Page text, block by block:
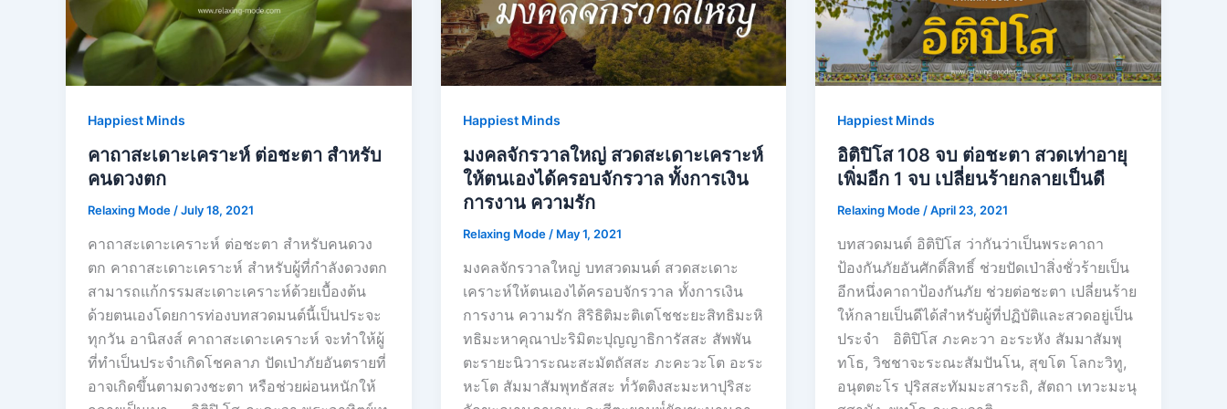
Happiest Minds
คาถาสะเดาะเคราะห์ ต่อชะตา สำหรับ
คนดวงตก
Relaxing Mode /July 18, 2021
คาถาสะเดาะเคราะห์ ต่อชะตา สำหรับคนดวง
ตก คาถาสะเดาะเคราะห์ สำหรับผู้ที่กำลังดวงตก
สามารถแก้กรรมสะเดาะเคราะห์ด้วยเบื้องต้น
ด้วยตนเองโดยการท่องบทสวดมนต์นี้เป็นประจะ
ทุกวัน อานิสงส์ คาถาสะเดาะเคราะห์ จะทำให้ผู้
ที่ทำเป็นประจำเกิดโชคลาภ ปัดเป่าภัยอันตรายที่
อาจเกิดขึ้นตามดวงชะตา หรือช่วยผ่อนหนักให้
Happiest Minds
มงคลจักรวาลใหญ่ สวดสะเดาะเคราะห์
ให้ตนเองได้ครอบจักรวาล ทั้งการเงิน
การงาน ความรัก
Relaxing Mode / May 1, 2021
มงคลจักรวาลใหญ่ บทสวดมนต์ สวดสะเดาะ
เคราะห์ให้ตนเองได้ครอบจักรวาล ทั้งการเงิน
การงาน ความรัก สิริธิติมะติเตโชชะยะสิทธิมะหิ
ทธิมะหาคุณาปะริมิตะปุญญาธิการัสสะ สัพพัน
ตะรายะนิวาระณะสะมัตถัสสะ ภะคะวะโต อะระ
หะโต สัมมาสัมพุทธัสสะ ท๎วัตติงสะมะหาปุริสะ
Happiest Minds
อิติปิโส 108 จบ ต่อชะตา สวดเท่าอายุ
เพิ่มอีก 1 จบ เปลี่ยนร้ายกลายเป็นดี
Relaxing Mode /April 23, 2021
บทสวดมนต์ อิติปิโส​ ว่ากันว่าเป็นพระคาถา
ป้องกันภัยอันศักดิ์สิทธิ์ ช่วยปัดเป่าสิ่งชั่วร้ายเป็น
อีกหนึ่งคาถาป้องกันภัย ช่วยต่อชะตา เปลี่ยนร้าย
ให้กลายเป็นดีได้สำหรับผู้ที่ปฏิบัติและสวดอยู่เป็น
ประจำ อิติปิโส ภะคะวา อะระหัง สัมมาสัมพุ
ทโธ, วิชชาจะระณะสัมปันโน, สุขโต โลกะวิทู,
อนุตตะโร ปุริสสะทัมมะสาระถิ, สัตถา เทวะมะนุ